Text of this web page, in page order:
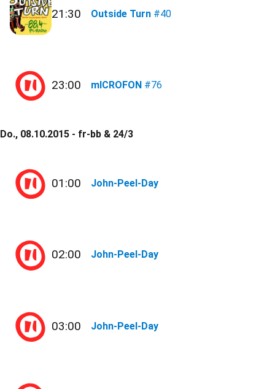
21:30 Outside Turn #40
23:00 mICROFON #76
Do., 08.10.2015 - fr-bb & 24/3
01:00 John-Peel-Day
02:00 John-Peel-Day
03:00 John-Peel-Day